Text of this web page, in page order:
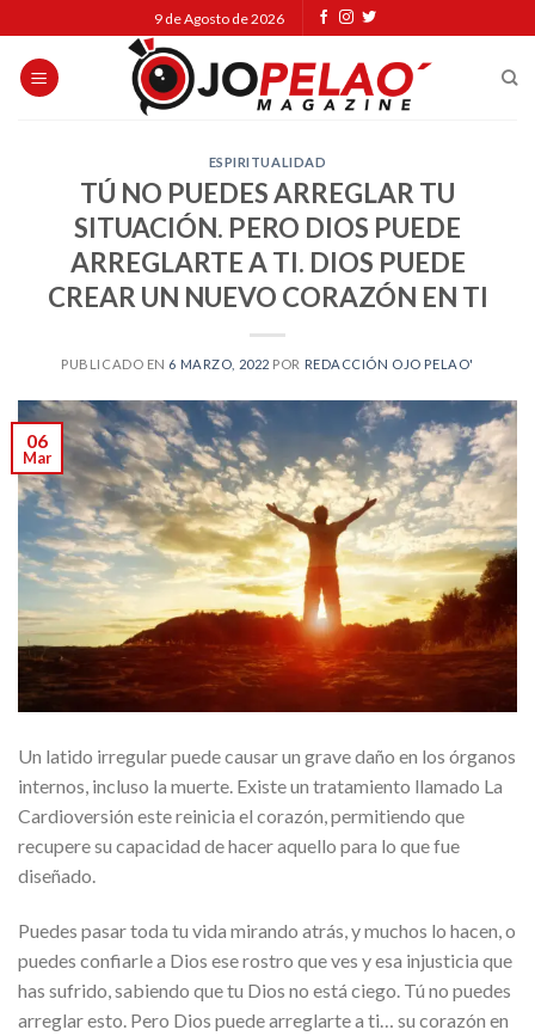
to
content
9 de Agosto de 2026
ESPIRITUALIDAD
TÚ NO PUEDES ARREGLAR TU
SITUACIÓN. PERO DIOS PUEDE
ARREGLARTE A TI. DIOS PUEDE
CREAR UN NUEVO CORAZÓN EN TI
PUBLICADO EN 6 MARZO, 2022 POR REDACCIÓN OJO PELAO'
06
Mar
Un latido irregular puede causar un grave daño en los órganos
internos, incluso la muerte. Existe un tratamiento llamado La
Cardioversión este reinicia el corazón, permitiendo que
recupere su capacidad de hacer aquello para lo que fue
diseñado.
Puedes pasar toda tu vida mirando atrás, y muchos lo hacen, o
puedes confiarle a Dios ese rostro que ves y esa injusticia que
has sufrido, sabiendo que tu Dios no está ciego. Tú no puedes
arreglar esto. Pero Dios puede arreglarte a ti… su corazón en